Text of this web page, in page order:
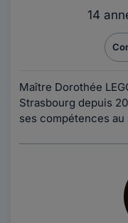
14
Maître Dorothée
Strasbourg depuis
ses compétences